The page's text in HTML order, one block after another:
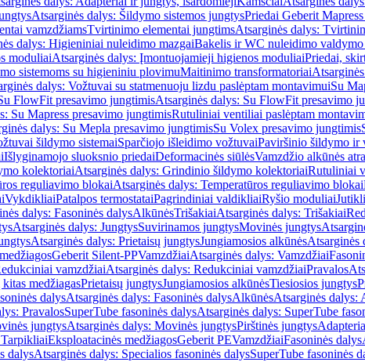
Atsarginės dalys: Šildymo sistemos jungtysPriedai Geberit
vamzdžiamsTvirtinimo elementai jungtimsAtsarginės dalys:
dalys: Higieniniai nuleidimo mazgaiBakelis ir WC nuleidimo
moduliaiAtsarginės dalys: Įmontuojamieji higienos moduliaiPriedai,
sistemoms su higieniniu plovimuMaitinimo transformatoriai
dalys: Vožtuvai su statmenuoju lizdu paslėptam montavimuiSu
FlowFit presavimo jungtimisAtsarginės dalys: Su FlowFit presavimo
Su Mapress presavimo jungtimisRutuliniai ventiliai paslėptam
dalys: Su Mepla presavimo jungtimisSu Volex presavimo jungtimis
šildymo sistemaiSparčiojo išleidimo vožtuvaiPaviršinio šildymo ir
Išlyginamojo sluoksnio priedaiDeformacinės siūlėsVamzdžio alkūnės
kolektoriaiAtsarginės dalys: Grindinio šildymo kolektoriaiRutuliniai
reguliavimo blokaiAtsarginės dalys: Temperatūros reguliavimo blokai
VykdikliaiPatalpos termostataiPagrindiniai valdikliaiRyšio moduliai
dalys: Fasoninės dalysAlkūnėsTrišakiaiAtsarginės dalys: Trišakiai
Atsarginės dalys: JungtysSuvirinamos jungtysMovinės jungtys
Atsarginės dalys: Prietaisų jungtysJungiamosios alkūnėsAtsarginės
Geberit Silent-PPVamzdžiaiAtsarginės dalys: Vamzdžiai
vamzdžiaiAtsarginės dalys: Redukciniai vamzdžiaiPravalos
medžiagasPrietaisų jungtysJungiamosios alkūnėsTiesiosios jungtys
dalysAtsarginės dalys: Fasoninės dalysAlkūnėsAtsarginės dalys:
PravalosSuperTube fasoninės dalysAtsarginės dalys: SuperTube
jungtysAtsarginės dalys: Movinės jungtysPirštinės jungtys
Eksploatacinės medžiagosGeberit PEVamzdžiaiFasoninės dalys
dalysAtsarginės dalys: Specialios fasoninės dalysSuperTube fasoninės